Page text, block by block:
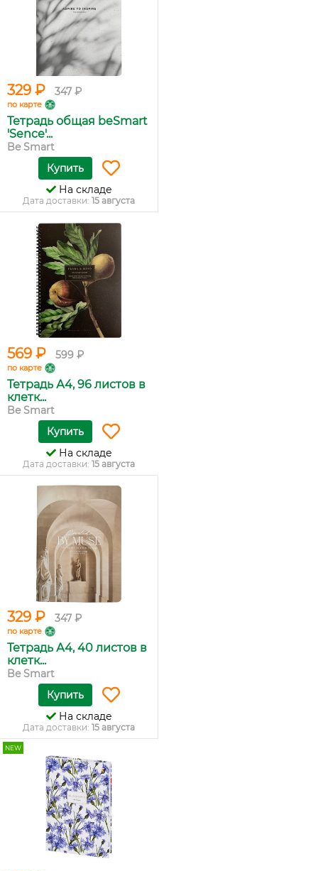
329 ₽ 347 ₽
по карте
Тетрадь общая beSmart
'Sence'...
Be Smart
Купить
На складе
Дата доставки: 15 августа
569 ₽ 599 ₽
по карте
Тетрадь А4, 96 листов в
клетк...
Be Smart
Купить
На складе
Дата доставки: 15 августа
329 ₽ 347 ₽
по карте
Тетрадь А4, 40 листов в
клетк...
Be Smart
Купить
На складе
Дата доставки: 15 августа
NEW